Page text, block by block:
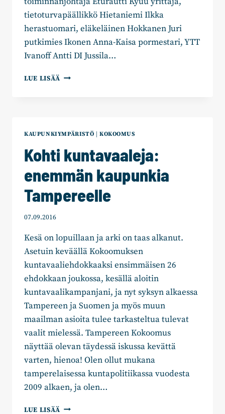
tietoturvapäällikkö Hietaniemi Ilkka
herastuomari, eläkeläinen Hokkanen Juri
putkimies Ikonen Anna-Kaisa pormestari, YTT
Ivanoff Antti DI Jussila…
LUE LISÄÄ ALUEJÄRJESTÖN
KAUPUNKIYMPÄRISTÖ KOKOOMUS
Kohti kuntavaaleja:
enemmän kaupunkia
Tampereelle
07.09.2016
Kesä on lopuillaan ja arki on taas alkanut.
Asetuin keväällä Kokoomuksen
kuntavaaliehdokkaaksi ensimmäisen 26
ehdokkaan joukossa, kesällä aloitin
kuntavaalikampanjani, ja nyt syksyn alkaessa
Tampereen ja Suomen ja myös muun
maailman asioita tulee tarkasteltua tulevat
vaalit mielessä. Tampereen Kokoomus
näyttää olevan täydessä iskussa kevättä
varten, hienoa! Olen ollut mukana
tamperelaisessa kuntapolitiikassa vuodesta
2009 alkaen, ja olen…
LUE LISÄÄ KOHTI